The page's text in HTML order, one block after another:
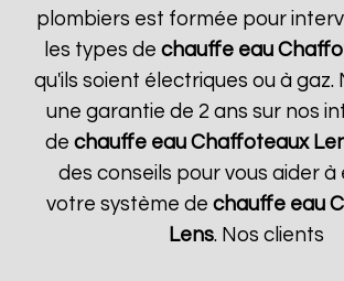
plombiers est formée pour
les types de chauffe eau
qu'ils soient électriques ou à gaz.
une garantie de 2 ans sur nos
dechauffe eau Chaffoteaux
des conseils pour vous aider
votre système de chauffe eau
Lens. Nos clients